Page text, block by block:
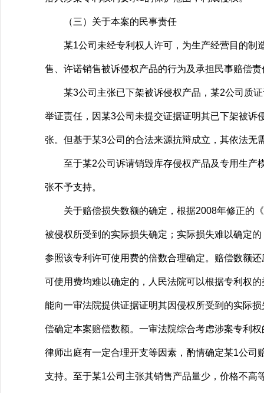
（三）关于本案的民事责任
某1公司未经专利权人许可，为生产经营目的制
售、许诺销售被诉侵权产品的行为及承担民事赔偿
某3公司主张已下架被诉侵权产品，某2公司质证
举证责任，因某3公司未提交证据证明其已下架被
张。但基于某3公司的合法来源抗辩成立，其依法无
至于某2公司诉请销毁库存侵权产品及专用生产
张不予支持。
关于赔偿损失数额的确定，根据2008年修正的《
被侵权所受到的实际损失确定；实际损失难以确定
参照该专利许可使用费的倍数合理确定。赔偿数额
可使用费均难以确定的，人民法院可以根据专利权
能向一审法院提供证据证明其因侵权所受到的实际
偿确定本案赔偿数额。一审法院综合考虑涉案专利
律师出庭有一定合理开支等因素，酌情确定某1公
支持。至于某1公司主张其销售产品量少，价格不